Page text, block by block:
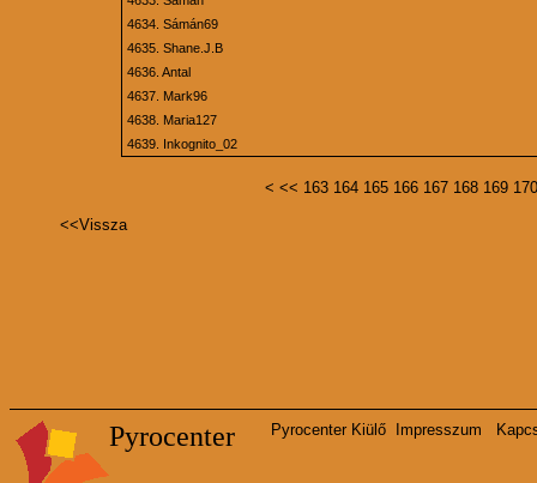
4634. Sámán69
4635. Shane.J.B
4636. Antal
4637. Mark96
4638. Maria127
4639. Inkognito_02
< << 163 164 165 166 167 168 169 170
<<Vissza
Pyrocenter Pyrocenter Kiülő Impresszum